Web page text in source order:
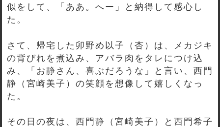
似をして、「ああ。へー」と納得して感心し
た。
さて、帰宅した卯野め以子（杏）は、メカジキ
の背びれを煮込み、アバラ肉をタレにつけ込
み、「お静さん、喜ぶだろうな」と言い、西門
静（宮崎美子）の笑顔を想像して嬉しくなっ
た。
その日の夜は、西門静（宮崎美子）と西門希子